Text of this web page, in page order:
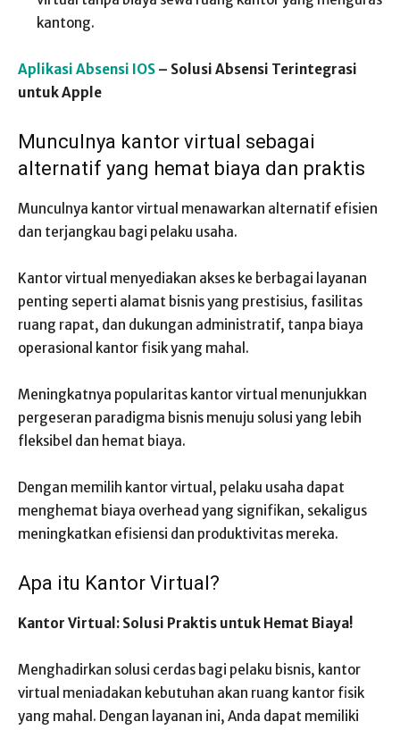
kantong.
Aplikasi Absensi IOS – Solusi Absensi Terintegrasi
untuk Apple
Munculnya kantor virtual sebagai
alternatif yang hemat biaya dan praktis
Munculnya kantor virtual menawarkan alternatif efisien
dan terjangkau bagi pelaku usaha.
Kantor virtual menyediakan akses ke berbagai layanan
penting seperti alamat bisnis yang prestisius, fasilitas
ruang rapat, dan dukungan administratif, tanpa biaya
operasional kantor fisik yang mahal.
Meningkatnya popularitas kantor virtual menunjukkan
pergeseran paradigma bisnis menuju solusi yang lebih
fleksibel dan hemat biaya.
Dengan memilih kantor virtual, pelaku usaha dapat
menghemat biaya overhead yang signifikan, sekaligus
meningkatkan efisiensi dan produktivitas mereka.
Apa itu Kantor Virtual?
Kantor Virtual: Solusi Praktis untuk Hemat Biaya!
Menghadirkan solusi cerdas bagi pelaku bisnis, kantor
virtual meniadakan kebutuhan akan ruang kantor fisik
yang mahal. Dengan layanan ini, Anda dapat memiliki